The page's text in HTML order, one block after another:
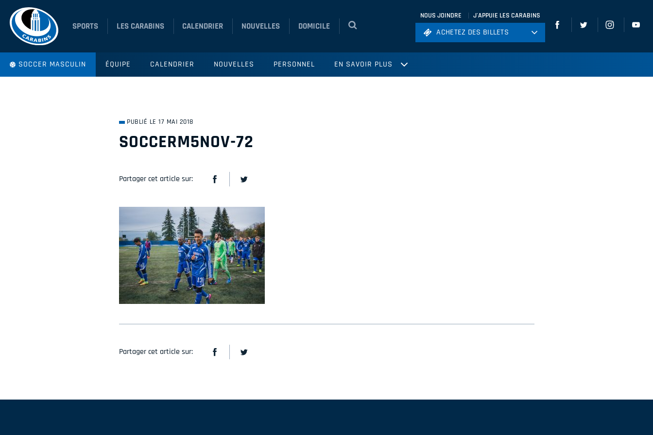
SPORTS LES CARABINS CALENDRIER NOUVELLES DOMICILE
NOUS JOINDRE J'APPUIE LES CARABINS
ACHETEZ DES BILLETS
ACHETEZ DES BILLETS
SOCCER MASCULIN ÉQUIPE CALENDRIER NOUVELLES PERSONNEL EN SAVOIR PLUS
PUBLIÉ LE 17 MAI 2018
SOCCERM5NOV-72
Partager cet article sur:
Partager cet article sur: